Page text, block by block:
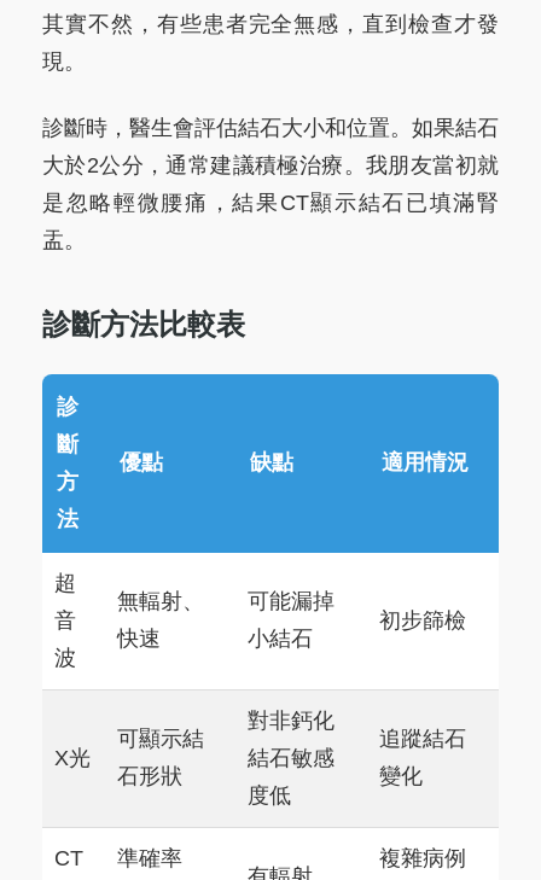
其實不然，有些患者完全無感，直到檢查才發
現。
診斷時，醫生會評估結石大小和位置。如果結石
大於2公分，通常建議積極治療。我朋友當初就
是忽略輕微腰痛，結果CT顯示結石已填滿腎
盂。
診斷方法比較表
診
斷
方
法
優點 缺點 適用情況
超
音
波
無輻射、
快速
可能漏掉
小結石
初步篩檢
X光
可顯示結
石形狀
對非鈣化
結石敏感
度低
追蹤結石
變化
CT 準確率 複雜病例